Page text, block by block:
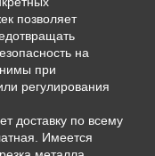
позволяет
на
при
регулирования
доставку по всему
Имеется